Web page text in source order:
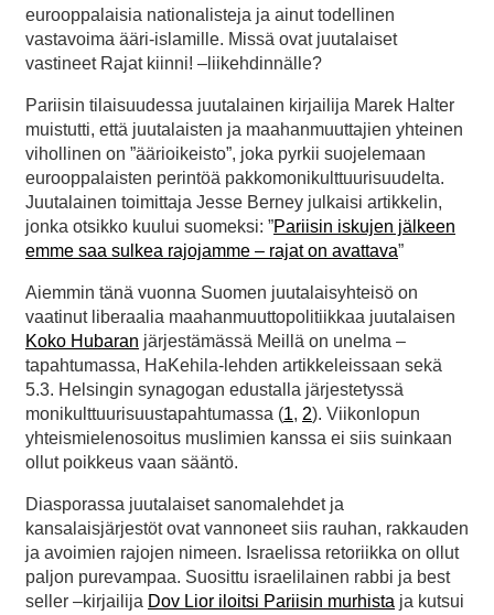
eurooppalaisia nationalisteja ja ainut todellinen
vastavoima ääri-islamille. Missä ovat juutalaiset
vastineet Rajat kiinni! –liikehdinnälle?
Pariisin tilaisuudessa juutalainen kirjailija Marek Halter
muistutti, että juutalaisten ja maahanmuuttajien yhteinen
vihollinen on ”äärioikeisto”, joka pyrkii suojelemaan
eurooppalaisten perintöä pakkomonikulttuurisuudelta.
Juutalainen toimittaja Jesse Berney julkaisi artikkelin,
jonka otsikko kuului suomeksi: ”Pariisin iskujen jälkeen
emme saa sulkea rajojamme – rajat on avattava”
Aiemmin tänä vuonna Suomen juutalaisyhteisö on
vaatinut liberaalia maahanmuuttopolitiikkaa juutalaisen
Koko Hubaran järjestämässä Meillä on unelma –
tapahtumassa, HaKehila-lehden artikkeleissaan sekä
5.3. Helsingin synagogan edustalla järjestetyssä
monikulttuurisuustapahtumassa (1, 2). Viikonlopun
yhteismielenosoitus muslimien kanssa ei siis suinkaan
ollut poikkeus vaan sääntö.
Diasporassa juutalaiset sanomalehdet ja
kansalaisjärjestöt ovat vannoneet siis rauhan, rakkauden
ja avoimien rajojen nimeen. Israelissa retoriikka on ollut
paljon purevampaa. Suosittu israelilainen rabbi ja best
seller –kirjailija Dov Lior iloitsi Pariisin murhista ja kutsui